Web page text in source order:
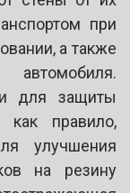
при
а также
для защиты
как правило,
улучшения
на резину